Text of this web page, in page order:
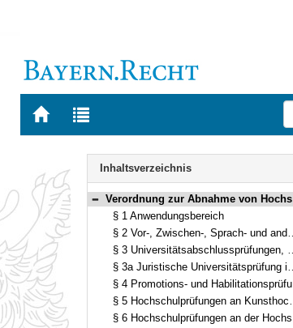
Zur
BAYERN.RECHT
Zur
letzten
Navigation
Inhaltsverzeichnis
Bereich reduzieren
Verordnung zur Abnahme von Hochschulprüfungen (Hochschulprüferverordnung – HSchPrüferV) Vom 22. Februar 2000 (GVBl. S. 67) BayRS 2210-1-1-6-WK (§§ 1–9)
§ 1 Anwendungsbereich
§ 2 Vor-, Zwischen-, Sprach- und andere Universitätsprüfungen, durch die keine akademischen Grade erworben werden
§ 3 Universitätsabschlussprüfungen, durch die akademische Grade erworben werden
§ 3a Juristische Universitätsprüfung im Rahmen der Ersten Juristischen Prüfung
§ 4 Promotions- und Habilitationsprüfungen an Universitäten
§ 5 Hochschulprüfungen an Kunsthochschulen
§ 6 Hochschulprüfungen an der Hochschule für Fernsehen und Film